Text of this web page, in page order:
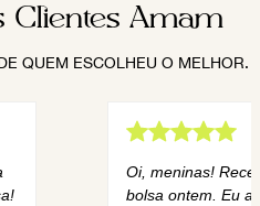
Clientes Amam
QUEM ESCOLHEU O MELHOR.
Oi, meninas!
bolsa ontem. Eu